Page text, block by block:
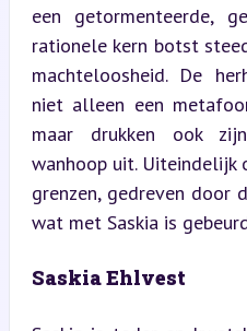
een getormenteerde,
rationele kern botst
machteloosheid. De
niet alleen een
maar drukken ook
wanhoop uit. Uiteindelijk
grenzen, gedreven door
wat met Saskia is
Saskia Ehlvest